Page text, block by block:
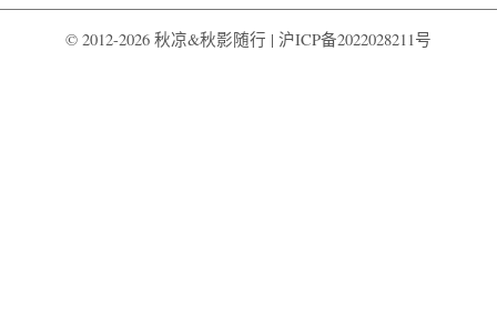
© 2012-2026 秋凉&秋影随行 | 沪ICP备2022028211号